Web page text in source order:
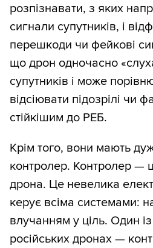
розпізнавати, з яких
сигнали супутників, і
перешкоди чи фейкові
що дрон одночасно
супутників і може
відсіювати підозрілі чи
стійкішим до РЕБ.
Крім того, вони мають
контролер. Контролер —
дрона. Це невелика
керує всіма системами:
влучанням у ціль. Один
російських дронах —